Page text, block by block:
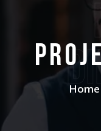
Home